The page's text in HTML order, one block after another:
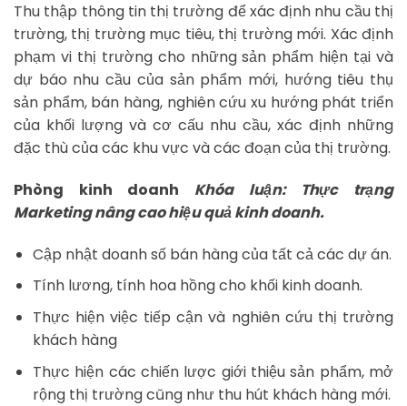
Thu thập thông tin thị trường để xác định nhu cầu thị
trường, thị trường mục tiêu, thị trường mới. Xác định
phạm vi thị trường cho những sản phẩm hiện tại và
dự báo nhu cầu của sản phẩm mới, hướng tiêu thụ
sản phẩm, bán hàng, nghiên cứu xu hướng phát triển
của khối lượng và cơ cấu nhu cầu, xác định những
đặc thù của các khu vực và các đoạn của thị trường.
Phòng kinh doanh Khóa luận: Thực trạng
Marketing nâng cao hiệu quả kinh doanh.
Cập nhật doanh số bán hàng của tất cả các dự án.
Tính lương, tính hoa hồng cho khối kinh doanh.
Thực hiện việc tiếp cận và nghiên cứu thị trường
khách hàng
Thực hiện các chiến lược giới thiệu sản phẩm, mở
rộng thị trường cũng như thu hút khách hàng mới.